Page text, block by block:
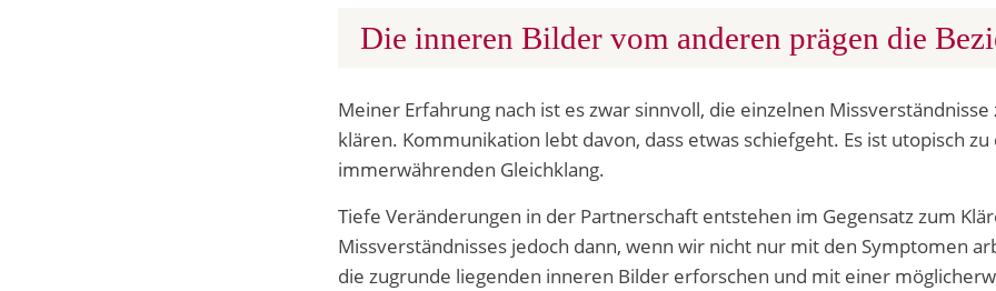
Die inneren Bilder vom anderen prägen die
Meiner Erfahrung nach ist es zwar sinnvoll, die einzelnen Missverständnisse
klären. Kommunikation lebt davon, dass etwas schiefgeht. Es ist utopisch zu
immerwährenden Gleichklang.
Tiefe Veränderungen in der Partnerschaft entstehen im Gegensatz zum
Missverständnisses jedoch dann, wenn wir nicht nur mit den Symptomen
die zugrunde liegenden inneren Bilder erforschen und mit einer